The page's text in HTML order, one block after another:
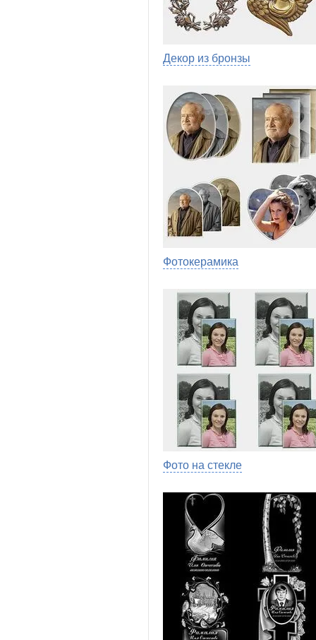
Декор из бронзы
Фотокерамика
Фото на стекле